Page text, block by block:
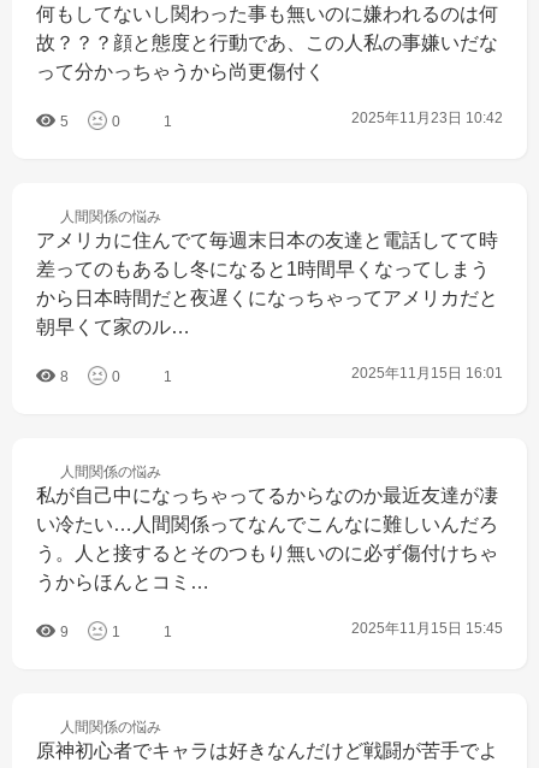
何もしてないし関わった事も無いのに嫌われるのは何
故？？？顔と態度と行動であ、この人私の事嫌いだな
って分かっちゃうから尚更傷付く
5 0 1 2025年11月23日 10:42
人間関係の悩み
アメリカに住んでて毎週末日本の友達と電話してて時
差ってのもあるし冬になると1時間早くなってしまう
から日本時間だと夜遅くになっちゃってアメリカだと
朝早くて家のル…
8 0 1 2025年11月15日 16:01
人間関係の悩み
私が自己中になっちゃってるからなのか最近友達が凄
い冷たい…人間関係ってなんでこんなに難しいんだろ
う。人と接するとそのつもり無いのに必ず傷付けちゃ
うからほんとコミ…
9 1 1 2025年11月15日 15:45
人間関係の悩み
原神初心者でキャラは好きなんだけど戦闘が苦手でよ